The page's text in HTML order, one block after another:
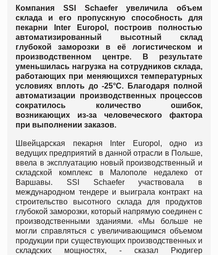
Компания SSI Schaefer увеличила объем
склада и его пропускную способность для
пекарни Inter Europol, построив полностью
автоматизированный высотный склад
глубокой заморозки в её логистическом и
производственном центре. В результате
уменьшилась нагрузка на сотрудников склада,
работающих при меняющихся температурных
условиях вплоть до -25°С. Благодаря полной
автоматизации производственных процессов
сократилось количество ошибок,
возникающих из-за человеческого фактора
при выполнении заказов.
Швейцарская пекарня Inter Europol, одно из
ведущих предприятий в данной отрасли в Польше,
ввела в эксплуатацию новый производственный и
складской комплекс в Малополе недалеко от
Варшавы. SSI Schaefer участвовала в
международном тендере и выиграла контракт на
строительство высотного склада для продуктов
глубокой заморозки, который напрямую соединен с
производственными зданиями. «Мы больше не
могли справляться с увеличивающимся объемом
продукции при существующих производственных и
складских мощностях, - сказал Рюдигер